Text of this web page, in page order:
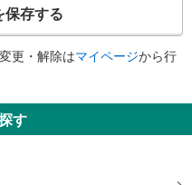
保存する
更・解除はマイページから行
す